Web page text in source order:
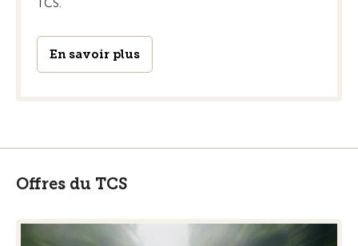
TCS.
En savoir plus
Offres du TCS